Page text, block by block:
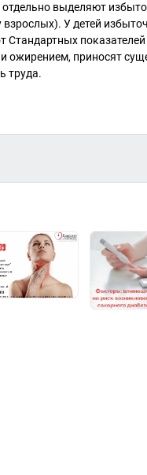
выделяют
У детей
Стандартных
ожирением, приносят
труда.